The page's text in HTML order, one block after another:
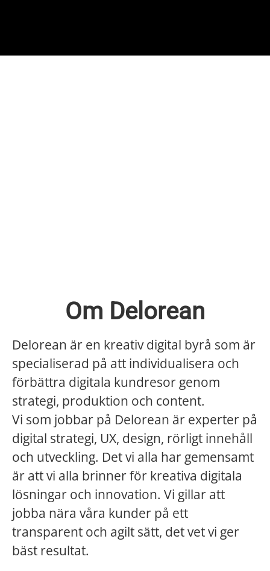
Om Delorean
Delorean är en kreativ digital byrå som är
specialiserad på att individualisera och
förbättra digitala kundresor genom
strategi, produktion och content.
Vi som jobbar på Delorean är experter på
digital strategi, UX, design, rörligt innehåll
och utveckling. Det vi alla har gemensamt
är att vi alla brinner för kreativa digitala
lösningar och innovation. Vi gillar att
jobba nära våra kunder på ett
transparent och agilt sätt, det vet vi ger
bäst resultat.